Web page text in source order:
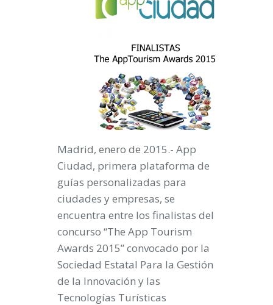
Madrid, enero de 2015.- App
Ciudad, primera plataforma de
guías personalizadas para
ciudades y empresas, se
encuentra entre los finalistas del
concurso “The App Tourism
Awards 2015”convocado por la
Sociedad Estatal Para la Gestión
de la Innovación y las
Tecnologías Turísticas